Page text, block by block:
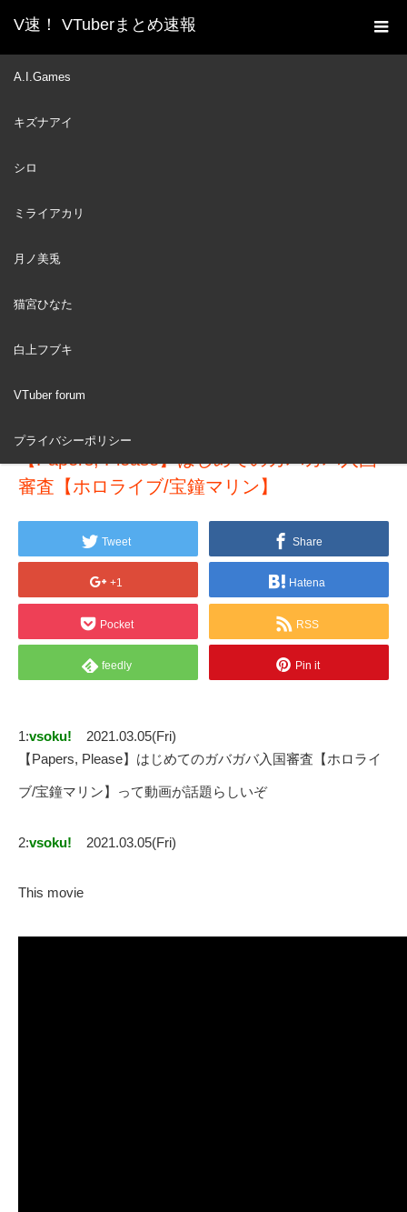
V速！ VTuberまとめ速報
A.I.Games
キズナアイ
シロ
ミライアカリ
月ノ美兎
猫宮ひなた
白上フブキ
VTuber forum
プライバシーポリシー
ホーム
新着動画一覧
06
【Papers, Pleas‪e】はじめてのガバガバ入国
審査【ホロライブ/宝鐘マリン】
Tweet Share
+1 Hatena
Pocket RSS
feedly Pin it
1:vsoku!
2021.03.05(Fri)
【Papers, Pleas‪e】はじめてのガバガバ入国審査【ホロライ
ブ/宝鐘マリン】って動画が話題らしいぞ
2:vsoku! 2021.03.05(Fri)
This movie